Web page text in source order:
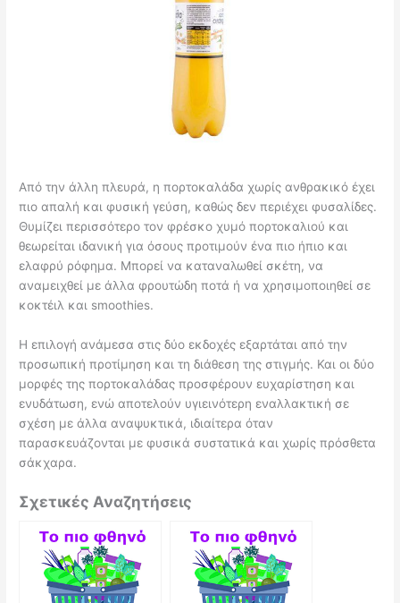
Από την άλλη πλευρά, η πορτοκαλάδα χωρίς ανθρακικό έχει
πιο απαλή και φυσική γεύση, καθώς δεν περιέχει φυσαλίδες.
Θυμίζει περισσότερο τον φρέσκο χυμό πορτοκαλιού και
θεωρείται ιδανική για όσους προτιμούν ένα πιο ήπιο και
ελαφρύ ρόφημα. Μπορεί να καταναλωθεί σκέτη, να
αναμειχθεί με άλλα φρουτώδη ποτά ή να χρησιμοποιηθεί σε
κοκτέιλ και smoothies.
Η επιλογή ανάμεσα στις δύο εκδοχές εξαρτάται από την
προσωπική προτίμηση και τη διάθεση της στιγμής. Και οι δύο
μορφές της πορτοκαλάδας προσφέρουν ευχαρίστηση και
ενυδάτωση, ενώ αποτελούν υγιεινότερη εναλλακτική σε
σχέση με άλλα αναψυκτικά, ιδιαίτερα όταν
παρασκευάζονται με φυσικά συστατικά και χωρίς πρόσθετα
σάκχαρα.
Σχετικές Αναζητήσεις